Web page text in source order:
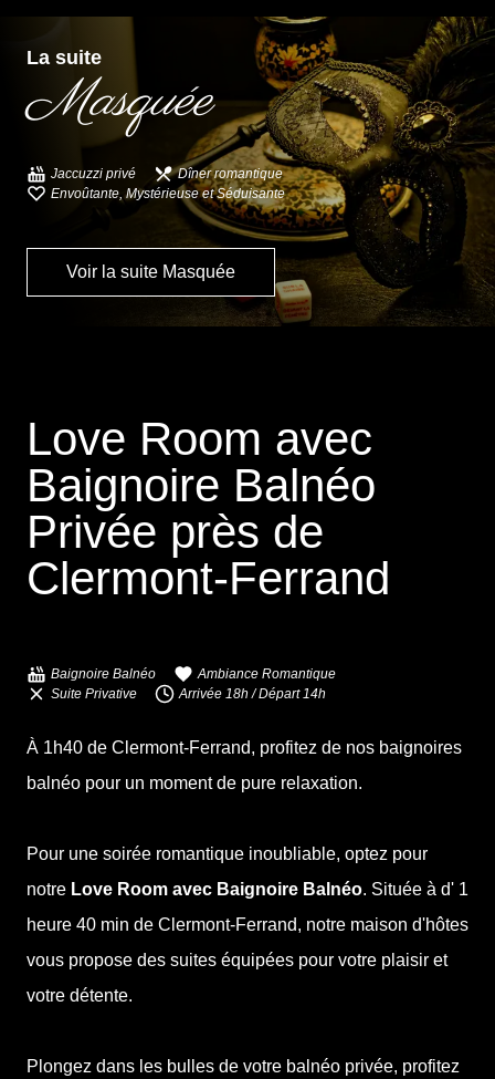
La suite
Masquée
Jaccuzzi privé
Dîner romantique
Envoûtante, Mystérieuse et Séduisante
Voir la suite Masquée
Love Room avec
Baignoire Balnéo
Privée près de
Clermont-Ferrand
Baignoire Balnéo
Ambiance Romantique
Suite Privative
Arrivée 18h / Départ 14h
À 1h40 de Clermont-Ferrand, profitez de nos baignoires
balnéo pour un moment de pure relaxation.
Pour une soirée romantique inoubliable, optez pour
notre Love Room avec Baignoire Balnéo. Située à d' 1
heure 40 min de Clermont-Ferrand, notre maison d'hôtes
vous propose des suites équipées pour votre plaisir et
votre détente.
Plongez dans les bulles de votre balnéo privée, profitez